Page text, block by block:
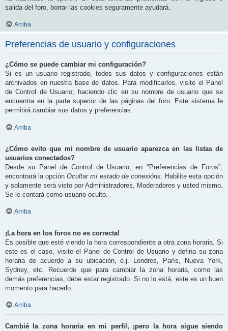
salida del foro, borrar las cookies seguramente ayudará.
Arriba
Preferencias de usuario y configuraciones
¿Cómo se puede cambiar mi configuración?
Si es un usuario registrado, todos sus datos y configuraciones están
archivados en nuestra base de datos. Para modificarlos, visite el Panel
de Control de Usuario; haciendo clic en su nombre de usuario que se
encuentra en la parte superior de las páginas del foro. Este sistema le
permitirá cambiar sus datos y preferencias.
Arriba
¿Cómo evito que mi nombre de usuario aparezca en las listas de
usuarios conectados?
Desde su Panel de Control de Usuario, en "Preferencias de Foros",
encontrará la opciónOcultar mi estado de conexións . Habilite esta opción
y solamente será visto por Administradores, Moderadores y usted mismo.
Se le contará como usuario oculto.
Arriba
¡La hora en los foros no es correcta!
Es posible que esté viendo la hora correspondiente a otra zona horaria. Si
este es el caso, visite el Panel de Control de Usuario y defina su zona
horaria de acuerdo a su ubicación, e.j. Londres, París, Nueva York,
Sydney, etc. Recuerde que para cambiar la zona horaria, como las
demás preferencias, debe estar registrado. Si no lo está, este es un buen
momento para hacerlo.
Arriba
Cambié la zona horaria en mi perfil, ¡pero la hora sigue siendo